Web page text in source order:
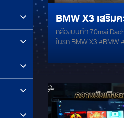
BMW X3 เสริม
ทุกการเดินทาง!
M300
กล้องบันทึก 70mai
ในรถ BMW X3 #BMW
รถ 24 ชั่วโมง เฝ้าระวังอ
พิกเซล ซึ่งบันทึกด้วยคว
2304x1296P และให้
พร้อมรายละเอียดที่สมจ
กว้าง 140° ครอบคลุมไ